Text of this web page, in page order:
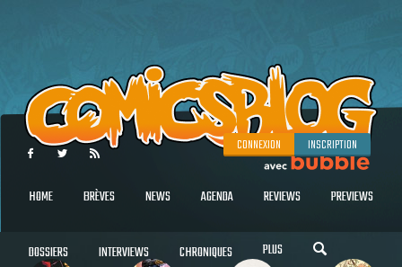
CONNEXION INSCRIPTION
HOME BRÈVES NEWS AGENDA REVIEWS PREVIEWS
DOSSIERS INTERVIEWS CHRONIQUES PLUS